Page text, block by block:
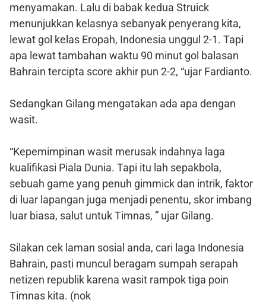
menyamakan. Lalu di babak kedua Struick
menunjukkan kelasnya sebanyak penyerang kita,
lewat gol kelas Eropah, Indonesia unggul 2-1. Tapi
apa lewat tambahan waktu 90 minut gol balasan
Bahrain tercipta score akhir pun 2-2, “ujar Fardianto.
Sedangkan Gilang mengatakan ada apa dengan
wasit.
“Kepemimpinan wasit merusak indahnya laga
kualifikasi Piala Dunia. Tapi itu lah sepakbola,
sebuah game yang penuh gimmick dan intrik, faktor
di luar lapangan juga menjadi penentu, skor imbang
luar biasa, salut untuk Timnas, ” ujar Gilang.
Silakan cek laman sosial anda, cari laga Indonesia
Bahrain, pasti muncul beragam sumpah serapah
netizen republik karena wasit rampok tiga poin
Timnas kita. (nok